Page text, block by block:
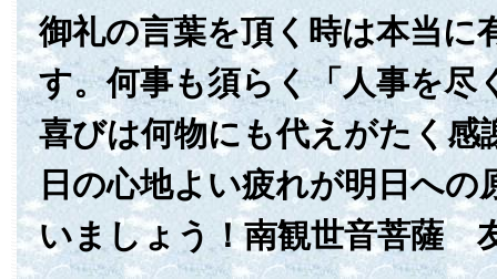
御礼の言葉を頂く時は本当に
す。何事も須らく「人事を尽
喜びは何物にも代えがたく感
日の心地よい疲れが明日への
いましょう！南観世音菩薩